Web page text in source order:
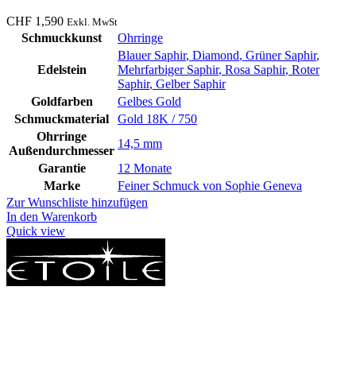
CHF 1,590 Exkl. MwSt
Schmuckkunst Ohrringe
Edelstein
Blauer Saphir, Diamond, Grüner Saphir,
Mehrfarbiger Saphir, Rosa Saphir, Roter
Saphir, Gelber Saphir
Goldfarben
Gelbes Gold
Schmuckmaterial
Gold 18K / 750
Ohrringe
Außendurchmesser
14,5 mm
Garantie
12 Monate
Marke
Feiner Schmuck von Sophie Geneva
Zur Wunschliste hinzufügen
In den Warenkorb
Quick view